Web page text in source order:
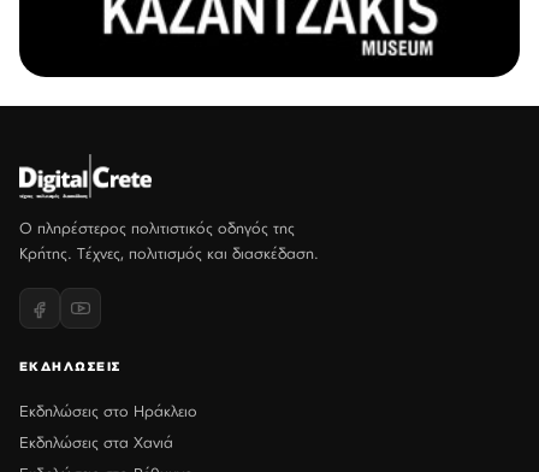
Ο πληρέστερος πολιτιστικός οδηγός της
Κρήτης. Τέχνες, πολιτισμός και διασκέδαση.
ΕΚΔΗΛΩΣΕΙΣ
Εκδηλώσεις στο Ηράκλειο
Εκδηλώσεις στα Χανιά